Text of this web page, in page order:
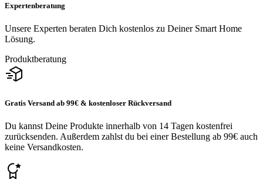
Expertenberatung
Unsere Experten beraten Dich kostenlos zu Deiner Smart Home
Lösung.
Produktberatung
Gratis Versand ab 99€ & kostenloser Rückversand
Du kannst Deine Produkte innerhalb von 14 Tagen kostenfrei
zurücksenden. Außerdem zahlst du bei einer Bestellung ab 99€ auch
keine Versandkosten.